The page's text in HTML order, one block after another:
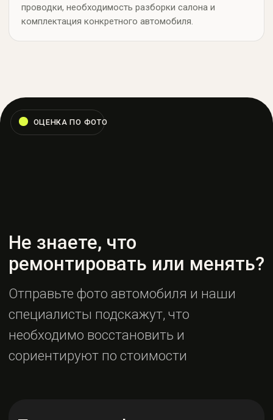
проводки, необходимость разборки салона и
комплектация конкретного автомобиля.
Диагностика и сброс ошибок SRS
До